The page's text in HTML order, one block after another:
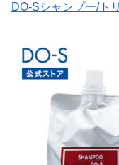
DO-Sシャンプー/ト